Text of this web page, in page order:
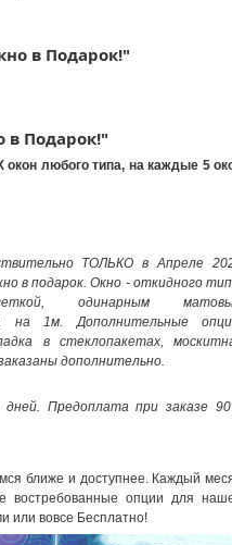
в Подарок!"
в Подарок!"
любого типа, на каждые 5
ТОЛЬКО в Апреле
в подарок. Окно - откидного
одинарным
на 1м. Дополнительные
в стеклопакетах,
дополнительно.
Предоплата при заказе
ближе и доступнее. Каждый
опции для
или вовсе Бесплатно!